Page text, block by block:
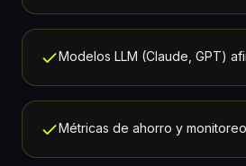
Modelos LLM (Claude, GPT)
Métricas de ahorro y